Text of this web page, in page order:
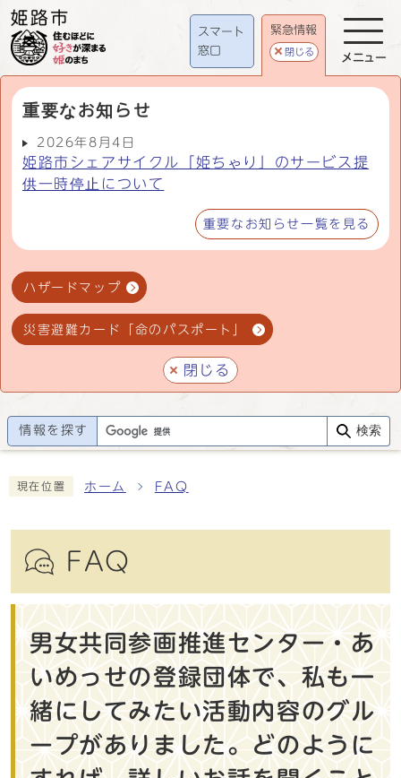
スマート
窓口
緊急情報
閉じる
重要なお知らせ
2026年8月4日
姫路市シェアサイクル「姫ちゃり」のサービス提
供一時停止について
重要なお知らせ一覧を見る
ハザードマップ
災害避難カード「命のパスポート」
閉じる
メニュー
情報を探す 検索
現在位置 ホーム FAQ
FAQ
男女共同参画推進センター・あ
いめっせの登録団体で、私も一
緒にしてみたい活動内容のグル
ープがありました。どのように